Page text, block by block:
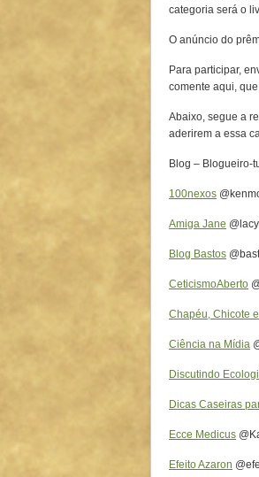
categoria será o
O anúncio do
Para participar,
comente aqui,
Abaixo, segue a
aderirem a essa
Blog – Blogueiro-
100nexos
Amiga Jane
Blog Bastos
CeticismoAberto
Chapéu, Chicote
Ciência na Mídia
Discutindo
Dicas Caseiras
Ecce Medicus
Efeito Azaron